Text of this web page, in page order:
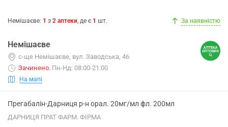
Немішаєве: 1 з 2 аптеки, де є 1 шт. За наявністю
Немішаєве
с-ще Немішаєве, вул. Заводська, 46
Зачинено. Пн-Нд: 08:00-21:00
На мапі
Прегабалін-Дарниця р-н орал. 20мг/мл фл. 200мл
ДАРНИЦЯ ПРАТ ФАРМ. ФІРМА